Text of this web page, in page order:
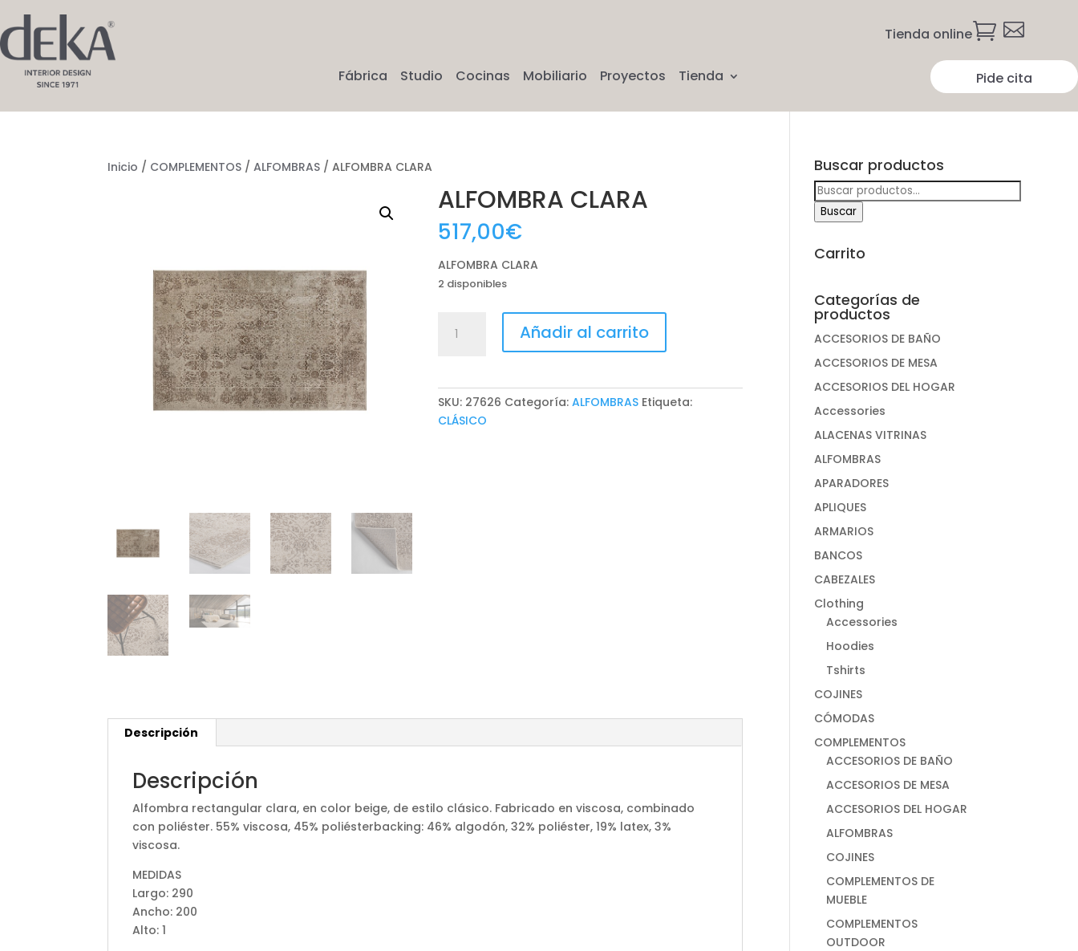
Tienda online 
Fábrica Studio Cocinas Mobiliario Proyectos Tienda Pide cita
Inicio / COMPLEMENTOS /ALFOMBRAS / ALFOMBRA CLARA
ALFOMBRA CLARA
517,00€
ALFOMBRA CLARA
2 disponibles
CLARA
Añadir al carrito
SKU: 27626 Categoría:ALFOMBRAS Etiqueta:
CLÁSICO
Descripción
Descripción
Alfombra rectangular clara, en color beige, de estilo clásico. Fabricado en viscosa, combinado
con poliéster. 55% viscosa, 45% poliésterbacking: 46% algodón, 32% poliéster, 19% latex, 3%
viscosa.
MEDIDAS
Largo: 290
Ancho: 200
Alto: 1
Buscar productos
Buscar
por:
Buscar
Carrito
Categorías de
productos
ACCESORIOS DE BAÑO
ACCESORIOS DE MESA
ACCESORIOS DEL HOGAR
Accessories
ALACENAS VITRINAS
ALFOMBRAS
APARADORES
APLIQUES
ARMARIOS
BANCOS
CABEZALES
Clothing
Accessories
Hoodies
Tshirts
COJINES
CÓMODAS
COMPLEMENTOS
ACCESORIOS DE BAÑO
ACCESORIOS DE MESA
ACCESORIOS DEL HOGAR
ALFOMBRAS
COJINES
COMPLEMENTOS DE
MUEBLE
COMPLEMENTOS
OUTDOOR